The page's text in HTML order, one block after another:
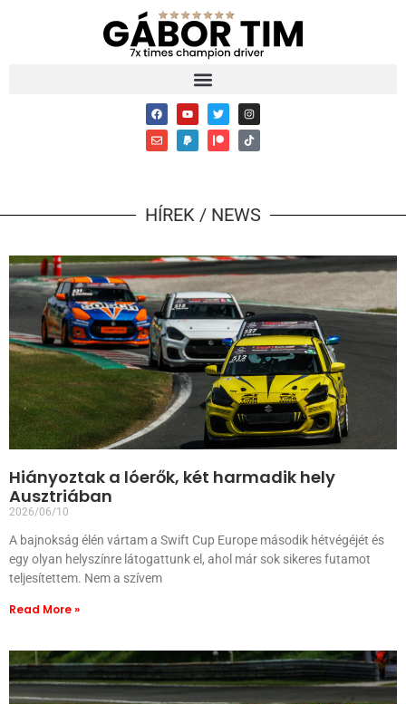
HÍREK / NEWS
Hiányoztak a lóerők, két harmadik hely
Ausztriában
2026/06/10
A bajnokság élén vártam a Swift Cup Europe második hétvégéjét és
egy olyan helyszínre látogattunk el, ahol már sok sikeres futamot
teljesítettem. Nem a szívem
Read More »